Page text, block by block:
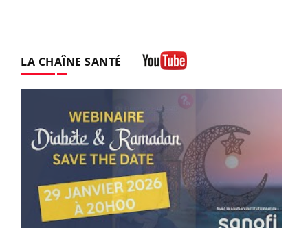
LA CHAÎNE SANTÉ